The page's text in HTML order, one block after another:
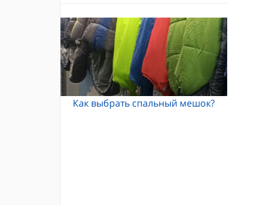
Кошки Grivel
Каски и шлемы для альпинизма
Жумары и зажимы
Карабины и оттяжки
Спусковые устройства
Как выбрать спальный мешок?